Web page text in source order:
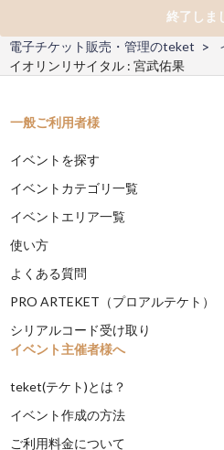
終了しま
電子チケット販売・管理のteket
イオリンリサイタル : 宮武佑果
一般ご利用者様
イベントを探す
イベントカテゴリ一覧
イベントエリア一覧
使い方
よくある質問
PRO ARTEKET（プロアルテケト）
シリアルコード受け取り
イベント主催者様へ
teket(テケト)とは？
イベント作成の方法
ご利用料金について